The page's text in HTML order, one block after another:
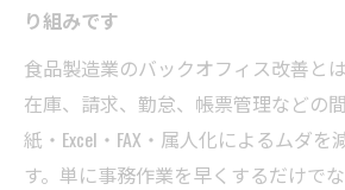
り組みです
食品製造業のバックオフィス改善と
在庫、請求、勤怠、帳票管理などの
紙・Excel・FAX・属人化によるムダ
す。単に事務作業を早くするだけで